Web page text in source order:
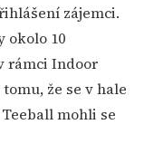
zájemci.
okolo 10
rámci Indoor
že se v hale
mohli se